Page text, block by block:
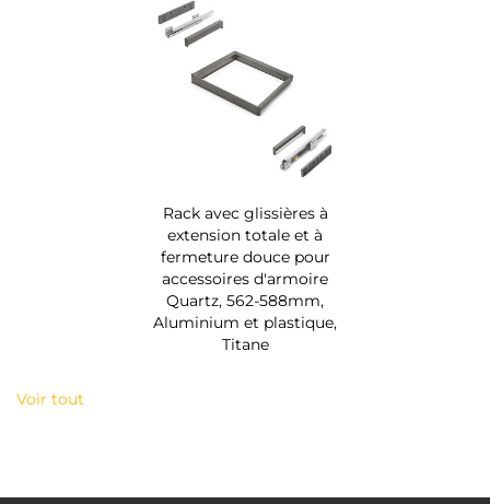
Rack avec glissières à
extension totale et à
fermeture douce pour
accessoires d'armoire
Quartz, 562-588mm,
Aluminium et plastique,
Titane
Voir tout